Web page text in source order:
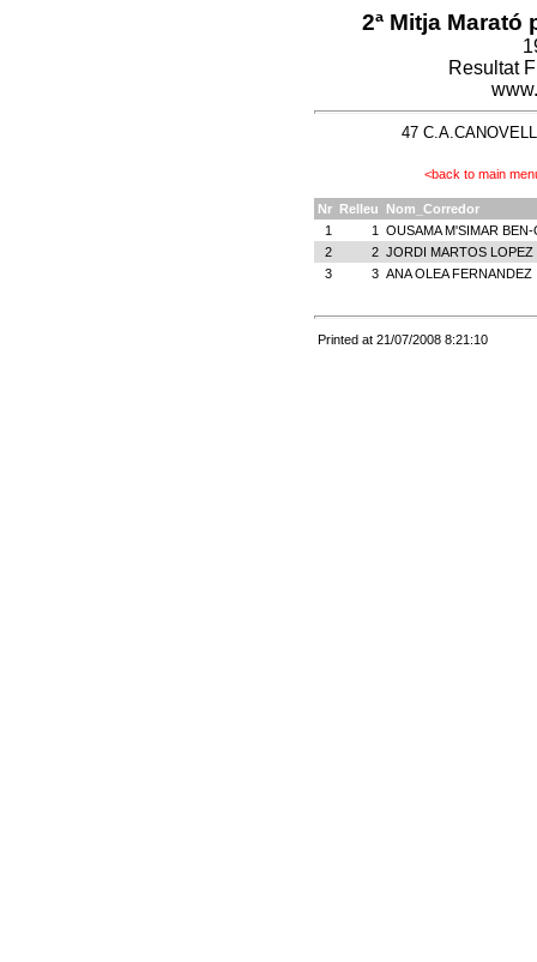
2ª Mitja Marató
Resultat
47
<back to main
Nr Relleu
Nom_Corredor
1
1
OUSAMA M'SIMAR
2
2 JORDI MARTOS LOPEZ
3
3 ANA OLEA FERNANDEZ
Printed at 21/07/2008 8:21:10